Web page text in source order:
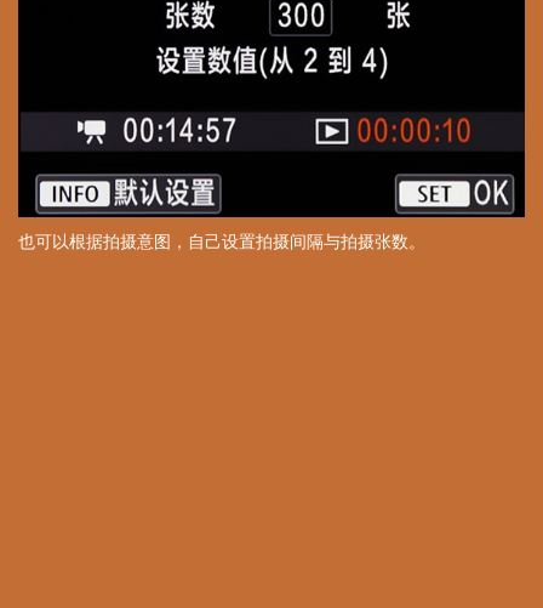
也可以根据拍摄意图，自己设置拍摄间隔与拍摄张数。